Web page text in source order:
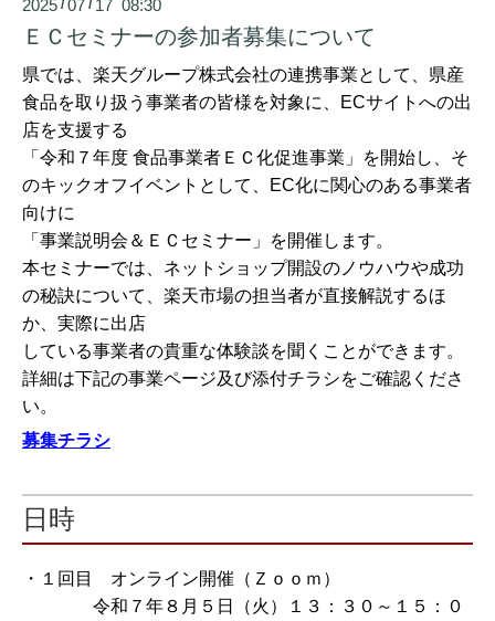
2025 /07 / 17 08:30
ＥＣセミナーの参加者募集について
県では、楽天グループ株式会社の連携事業として、県産
食品を取り扱う事業者の皆様を対象に、ECサイトへの出
店を支援する
「令和７年度 食品事業者ＥＣ化促進事業」を開始し、そ
のキックオフイベントとして、EC化に関心のある事業者
向けに
「事業説明会＆ＥＣセミナー」を開催します。
本セミナーでは、ネットショップ開設のノウハウや成功
の秘訣について、楽天市場の担当者が直接解説するほ
か、実際に出店
している事業者の貴重な体験談を聞くことができます。
詳細は下記の事業ページ及び添付チラシをご確認くださ
い。
募集チラシ
日時
・１回目 オンライン開催（Ｚｏｏｍ）
令和７年８月５日（火）１３：３０～１５：０